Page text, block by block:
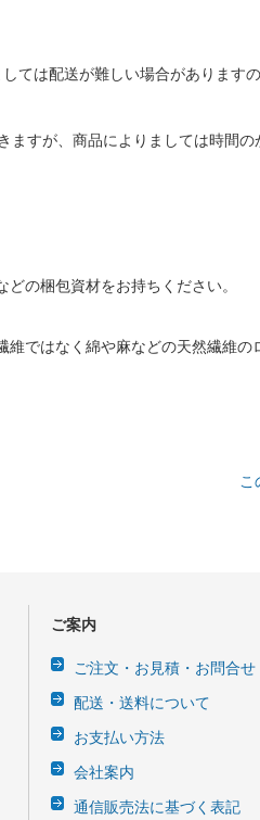
ては配送が難しい場合があります
すが、商品によりましては時間
の梱包資材をお持ちください。
ではなく綿や麻などの天然繊維の
こ
ご案内
ご注文・お見積・お問合せ
配送・送料について
お支払い方法
会社案内
通信販売法に基づく表記